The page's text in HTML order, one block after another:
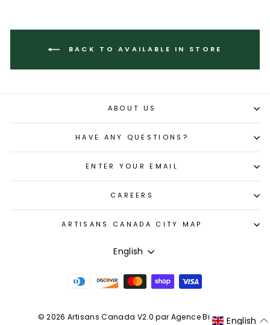
BACK TO AVAILABLE IN STORE
ABOUT US
HAVE ANY QUESTIONS?
ENTER YOUR EMAIL
CAREERS
ARTISANS CANADA CITY MAP
LANGUAGE
English
© 2026 Artisans Canada V2.0 par Agence BinômeEnglish